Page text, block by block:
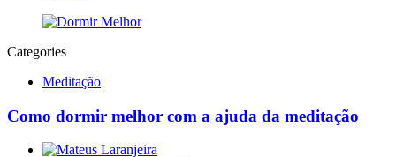
Categories
Meditação
Como dormir melhor com a ajuda da meditação